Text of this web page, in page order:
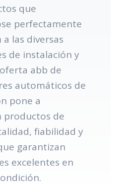
que
perfectamente
las diversas
de instalación y
abb de
automáticos de
pone a
productos de
fiabilidad y
garantizan
excelentes en